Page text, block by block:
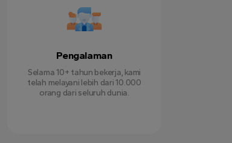
Pengalaman
Selama 10+ tahun bekerja, kami
telah melayani lebih dari 10.000
orang dari seluruh dunia.